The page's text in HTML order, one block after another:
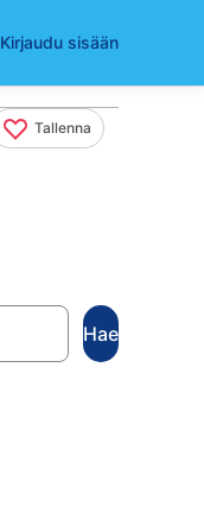
Kirjaudu sisään
Tallenna
Hae